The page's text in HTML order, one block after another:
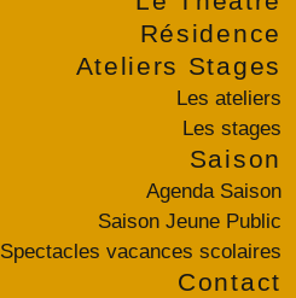
Résidence
Ateliers Stages
Les ateliers
Les stages
Saison
Agenda Saison
Saison Jeune Public
Spectacles vacances scolaires
Contact